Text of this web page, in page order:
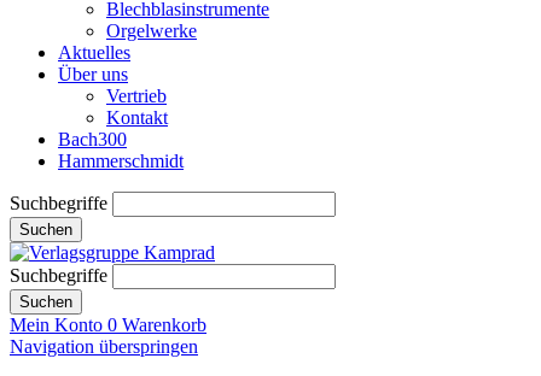
Blechblasinstrumente
Orgelwerke
Aktuelles
Über uns
Vertrieb
Kontakt
Bach300
Hammerschmidt
Suchbegriffe
Suchen
Suchbegriffe
Suchen
Mein Konto 0 Warenkorb
Navigation überspringen